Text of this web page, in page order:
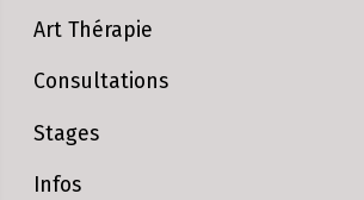
Art Thérapie
Consultations
Stages
Infos